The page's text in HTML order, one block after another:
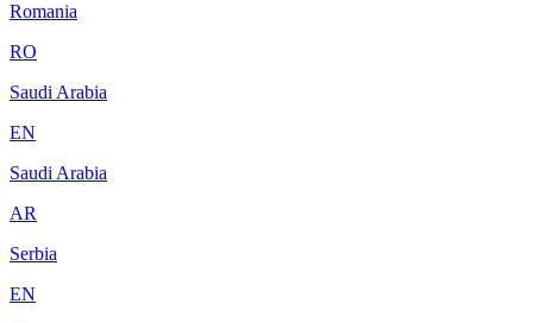
Romania
RO
Saudi Arabia
EN
Saudi Arabia
AR
Serbia
EN